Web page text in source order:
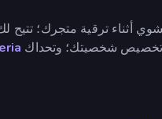
أثناء ترقية متجرك؛ تتيح
تخصيص شخصيتك؛ وتحداك